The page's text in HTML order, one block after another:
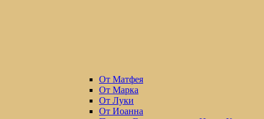
От Матфея
От Марка
От Луки
От Иоанна